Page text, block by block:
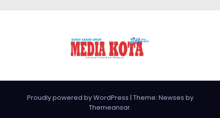
Proudly powered by WordPress | Theme: Newses by
Themeansar.